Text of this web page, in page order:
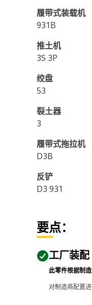
履带式装载机
931B
推土机
3S 3P
绞盘
53
裂土器
3
履带式拖拉机
D3B
反铲
D3 931
要点：
工厂装配
此零件根据制
对制造商配置